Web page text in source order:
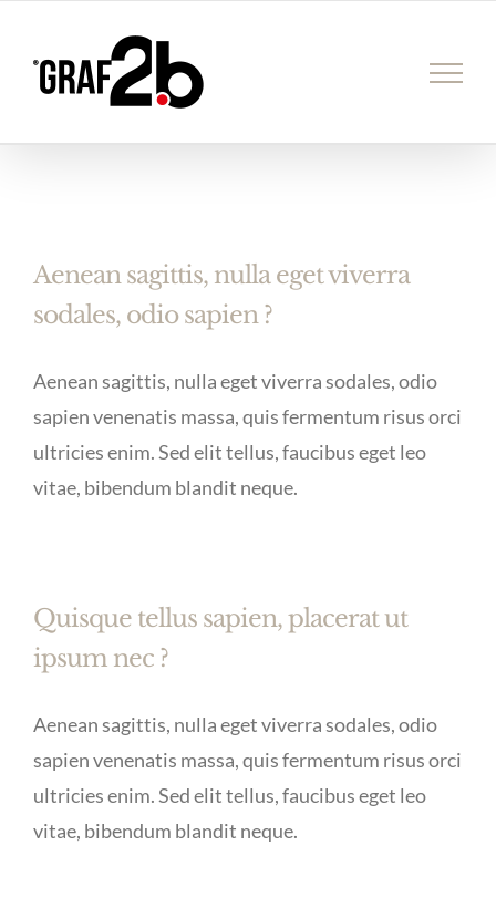
Aenean sagittis, nulla eget viverra
sodales, odio sapien ?
Aenean sagittis, nulla eget viverra sodales, odio
sapien venenatis massa, quis fermentum risus orci
ultricies enim. Sed elit tellus, faucibus eget leo
vitae, bibendum blandit neque.
Quisque tellus sapien, placerat ut
ipsum nec ?
Aenean sagittis, nulla eget viverra sodales, odio
sapien venenatis massa, quis fermentum risus orci
ultricies enim. Sed elit tellus, faucibus eget leo
vitae, bibendum blandit neque.